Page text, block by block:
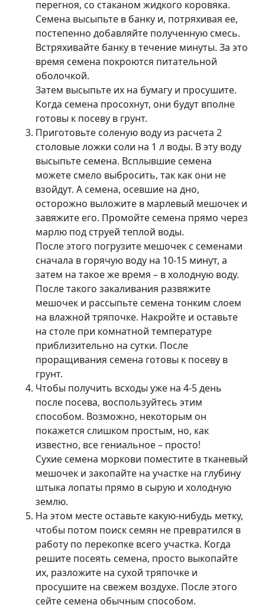
перегноя, со стаканом жидкого коровяка.
Семена высыпьте в банку и, потряхивая ее,
постепенно добавляйте полученную смесь.
Встряхивайте банку в течение минуты. За это
время семена покроются питательной
оболочкой.
Затем высыпьте их на бумагу и просушите.
Когда семена просохнут, они будут вполне
готовы к посеву в грунт.
Приготовьте соленую воду из расчета 2
столовые ложки соли на 1 л воды. В эту воду
высыпьте семена. Всплывшие семена
можете смело выбросить, так как они не
взойдут. А семена, осевшие на дно,
осторожно выложите в марлевый мешочек и
завяжите его. Промойте семена прямо через
марлю под струей теплой воды.
После этого погрузите мешочек с семенами
сначала в горячую воду на 10-15 минут, а
затем на такое же время – в холодную воду.
После такого закаливания развяжите
мешочек и рассыпьте семена тонким слоем
на влажной тряпочке. Накройте и оставьте
на столе при комнатной температуре
приблизительно на сутки. После
проращивания семена готовы к посеву в
грунт.
Чтобы получить всходы уже на 4-5 день
после посева, воспользуйтесь этим
способом. Возможно, некоторым он
покажется слишком простым, но, как
известно, все гениальное – просто!
Сухие семена моркови поместите в тканевый
мешочек и закопайте на участке на глубину
штыка лопаты прямо в сырую и холодную
землю.
На этом месте оставьте какую-нибудь метку,
чтобы потом поиск семян не превратился в
работу по перекопке всего участка. Когда
решите посеять семена, просто выкопайте
их, разложите на сухой тряпочке и
просушите на свежем воздухе. После этого
сейте семена обычным способом.